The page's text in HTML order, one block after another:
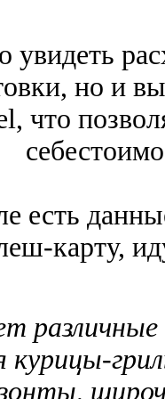
но и
что
есть
карту,
курицы-